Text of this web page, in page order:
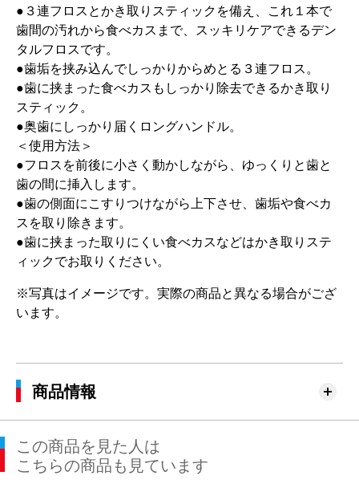
●３連フロスとかき取りスティックを備え、これ１本で
歯間の汚れから食べカスまで、スッキリケアできるデン
タルフロスです。
●歯垢を挟み込んでしっかりからめとる３連フロス。
●歯に挟まった食べカスもしっかり除去できるかき取り
スティック。
●奥歯にしっかり届くロングハンドル。
＜使用方法＞
●フロスを前後に小さく動かしながら、ゆっくりと歯と
歯の間に挿入します。
●歯の側面にこすりつけながら上下させ、歯垢や食べカ
スを取り除きます。
●歯に挟まった取りにくい食べカスなどはかき取りステ
ィックでお取りください。
※写真はイメージです。実際の商品と異なる場合がござ
います。
商品情報
この商品を見た人は
こちらの商品も見ています